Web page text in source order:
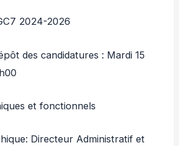
2024-2026
des candidatures : Mardi 15
et fonctionnels
Directeur Administratif et